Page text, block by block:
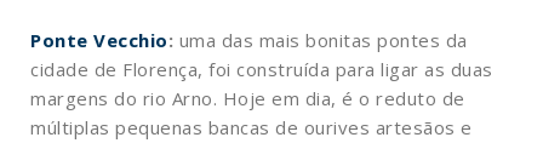
Ponte Vecchio: uma das mais bonitas pontes da
cidade de Florença, foi construída para ligar as duas
margens do rio Arno. Hoje em dia, é o reduto de
múltiplas pequenas bancas de ourives artesãos e